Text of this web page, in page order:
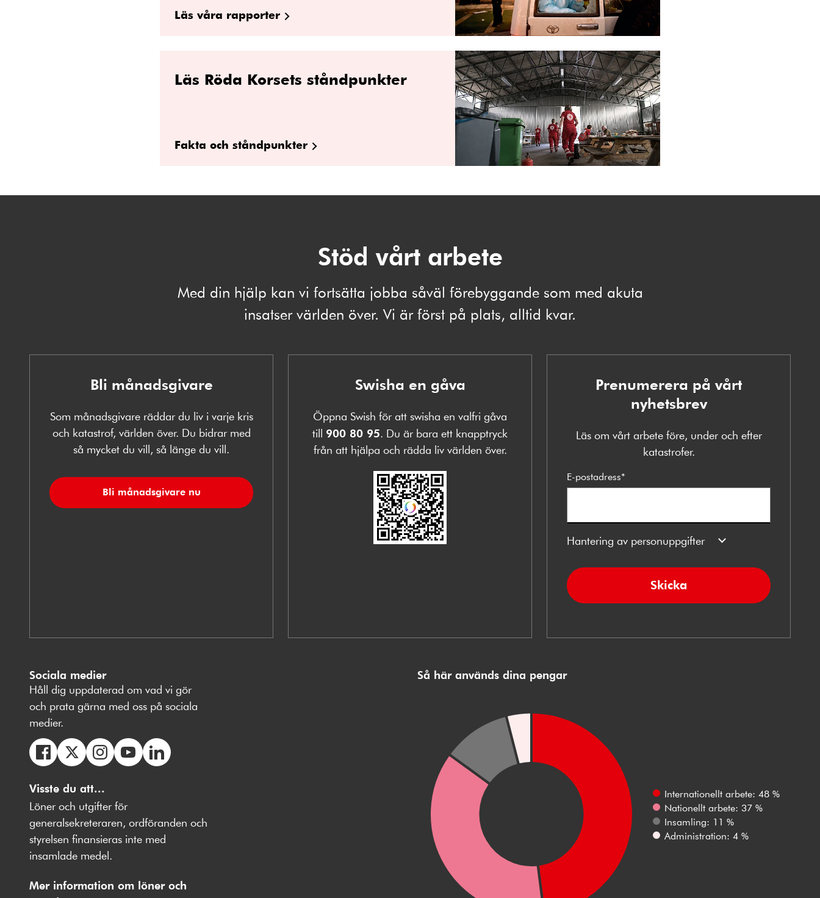
Läs våra rapporter
Läs Röda Korsets ståndpunkter
Fakta och ståndpunkter
Stöd vårt arbete
Med din hjälp kan vi fortsätta jobba såväl förebyggande som med akuta
insatser världen över. Vi är först på plats, alltid kvar.
Bli månadsgivare
Som månadsgivare räddar du liv i varje kris
och katastrof, världen över. Du bidrar med
så mycket du vill, så länge du vill.
Bli månadsgivare nu
Swisha en gåva
Öppna Swish för att swisha en valfri gåva
till 900 80 95. Du är bara ett knapptryck
från att hjälpa och rädda liv världen över.
Prenumerera på vårt
nyhetsbrev
Läs om vårt arbete före, under och efter
katastrofer.
E-postadress*
Hantering av personuppgifter
Skicka
Sociala medier
Håll dig uppdaterad om vad vi gör
och prata gärna med oss på sociala
medier.
oss
på
Facebbok
oss
på
X
oss
på
Instagram
på
YoutubeLinkedIn
Visste du att...
Löner och utgifter för
generalsekreteraren, ordföranden och
styrelsen finansieras inte med
insamlade medel.
Mer information om löner och
Så här används dina pengar
Internationellt arbete: 48 %
Nationellt arbete: 37 %
Insamling: 11 %
Administration: 4 %